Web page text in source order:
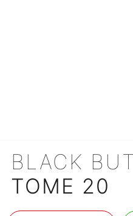
BLACK
TOME 20